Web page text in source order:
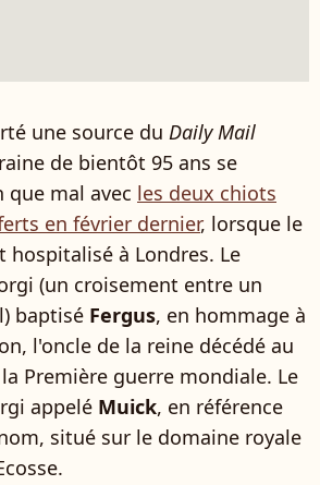
une source du Daily Mail
de bientôt 95 ans se
mal avec les deux chiots
en février dernier, lorsque le
hospitalisé à Londres. Le
(un croisement entre un
baptisé Fergus, en hommage à
l'oncle de la reine décédé au
Première guerre mondiale. Le
appelé Muick, en référence
situé sur le domaine royale